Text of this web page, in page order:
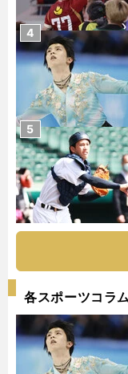
4
5
各スポーツコラ